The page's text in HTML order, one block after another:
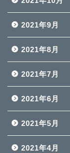
2021年9月
2021年8月
2021年7月
2021年6月
2021年5月
2021年4月